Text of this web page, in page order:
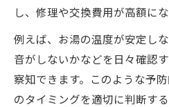
し、修理や交換費用が高額に
例えば、お湯の温度が安定し
音がしないかなどを日々確認
察知できます。このような予
のタイミングを適切に判断す